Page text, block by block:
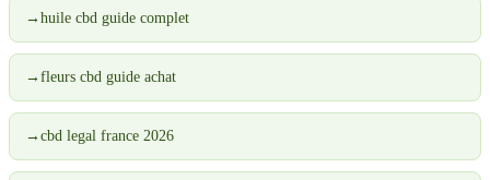
→ huile cbd guide complet
→ fleurs cbd guide achat
→ cbd legal france 2026